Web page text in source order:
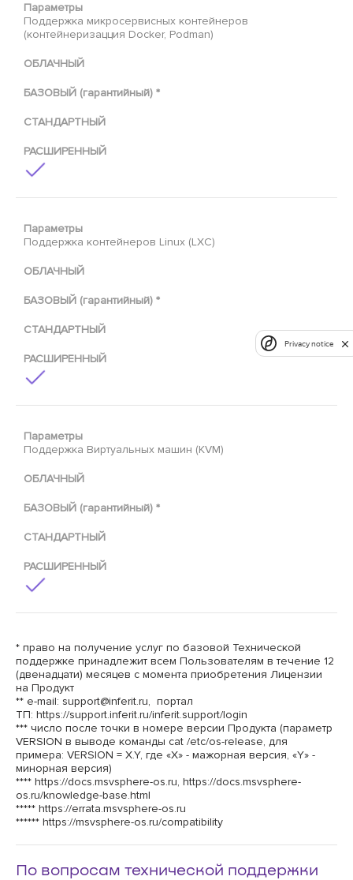
Параметры
Поддержка микросервисных контейнеров
(контейнеризацция Docker, Podman)
ОБЛАЧНЫЙ
БАЗОВЫЙ (гарантийный) *
СТАНДАРТНЫЙ
РАСШИРЕННЫЙ
Параметры
Поддержка контейнеров Linux (LXC)
ОБЛАЧНЫЙ
БАЗОВЫЙ (гарантийный) *
СТАНДАРТНЫЙ
РАСШИРЕННЫЙ
Параметры
Поддержка Виртуальных машин (KVM)
ОБЛАЧНЫЙ
БАЗОВЫЙ (гарантийный) *
СТАНДАРТНЫЙ
РАСШИРЕННЫЙ
* право на получение услуг по базовой Технической
поддержке принадлежит всем Пользователям в течение 12
(двенадцати) месяцев с момента приобретения Лицензии
на Продукт
** e-mail: support@inferit.ru, портал
ТП: https://support.inferit.ru/inferit.support/login
*** число после точки в номере версии Продукта (параметр
VERSION в выводе команды cat /etc/os-release, для
примера: VERSION = X.Y, где «X» - мажорная версия, «Y» -
минорная версия)
**** https://docs.msvsphere-os.ru, https://docs.msvsphere-
os.ru/knowledge-base.html
***** https://errata.msvsphere-os.ru
****** https://msvsphere-os.ru/compatibility
По вопросам технической поддержки
Privacy notice